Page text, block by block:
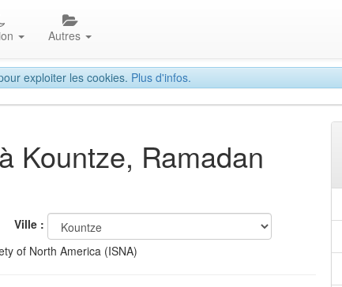
exploiter les cookies. Plus d'infos.
Autres
Kountze, Ramadan
Ville :
of North America (ISNA)